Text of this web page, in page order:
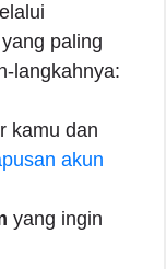
yang paling
langkahnya:
kamu dan
akun
yang ingin